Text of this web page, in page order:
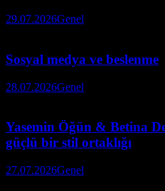
29.07.2026Genel
Sosyal medya ve beslenme
28.07.2026Genel
Yasemin Öğün & Betina
güçlü bir stil ortaklığı
27.07.2026Genel